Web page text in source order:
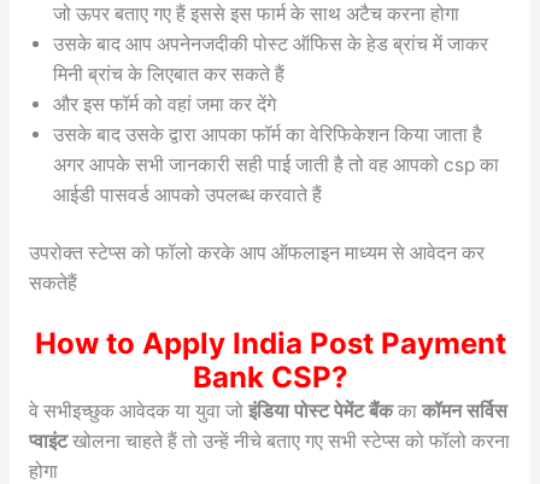
जो ऊपर बताए गए हैं इससे इस फार्म के साथ अटैच करना होगा
उसके बाद आप अपनेनजदीकी पोस्ट ऑफिस के हेड ब्रांच में जाकर
मिनी ब्रांच के लिएबात कर सकते हैं
और इस फॉर्म को वहां जमा कर देंगे
उसके बाद उसके द्वारा आपका फॉर्म का वेरिफिकेशन किया जाता है
अगर आपके सभी जानकारी सही पाई जाती है तो वह आपको csp का
आईडी पासवर्ड आपको उपलब्ध करवाते हैं
उपरोक्त स्टेप्स को फॉलो करके आप ऑफलाइन माध्यम से आवेदन कर
सकतेहैं
How to Apply India Post Payment
Bank CSP?
वे सभीइच्छुक आवेदक या युवा जो इंडिया पोस्ट पेमेंट बैंकका कॉमन सर्विस
प्वाइंटखोलना चाहते हैं तो उन्हें नीचे बताए गए सभी स्टेप्स को फॉलो करना
होगा